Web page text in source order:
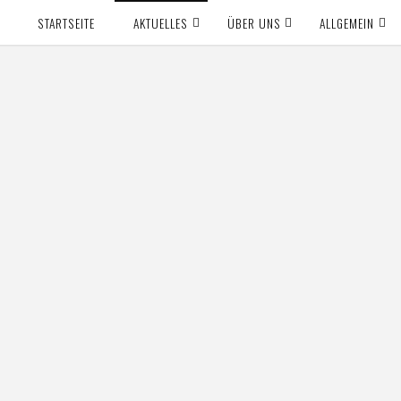
STARTSEITE AKTUELLES ÜBER UNS ALLGEMEIN